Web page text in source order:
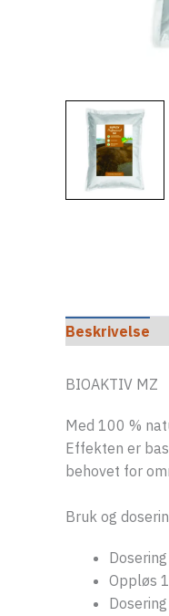
Beskrivelse
BIOAKTIV MZ
Med 100 %
Effekten er
behovet for
Bruk og
Oppløs